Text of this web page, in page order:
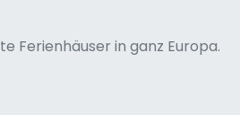
Ferienhäuser in ganz Europa.